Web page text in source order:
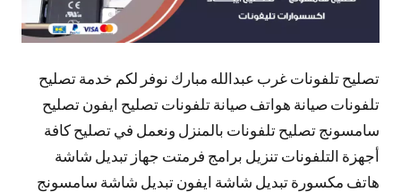
تصليح تلفونات غرب عبدالله مبارك نوفر لكم خدمة تصليح
تلفونات صيانة هواتف صيانة تلفونات تصليح ايفون تصليح
سامسونج تصليح تلفونات بالمنزل ونعمل في تصليح كافة
أجهزة التلفونات تنزيل برامج فرمتت جهاز تبديل شاشة
هاتف مكسورة تبديل شاشة ايفون تبديل شاشة سامسونج